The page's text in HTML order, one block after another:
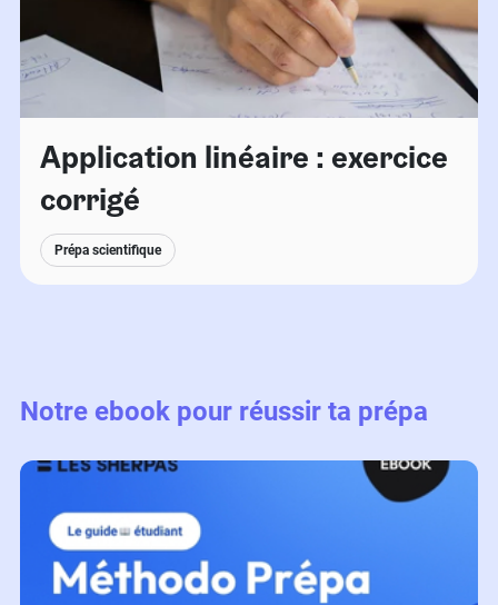
Application linéaire : exercice
corrigé
Prépa scientifique
Notre ebook pour réussir ta prépa